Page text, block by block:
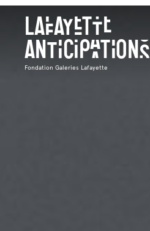
Lafayette
Anticipations
Fondation Galeries Lafayette